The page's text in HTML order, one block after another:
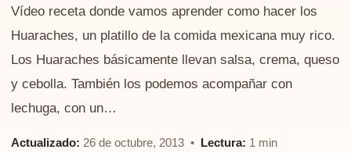
Vídeo receta donde vamos aprender como hacer los
Huaraches, un platillo de la comida mexicana muy rico.
Los Huaraches básicamente llevan salsa, crema, queso
y cebolla. También los podemos acompañar con
lechuga, con un…
Actualizado: 26 de octubre, 2013 • Lectura: 1 min